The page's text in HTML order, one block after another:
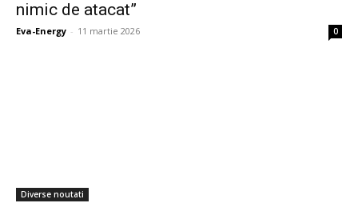
nimic de atacat”
Eva-Energy - 11 martie 2026 0
Diverse noutati